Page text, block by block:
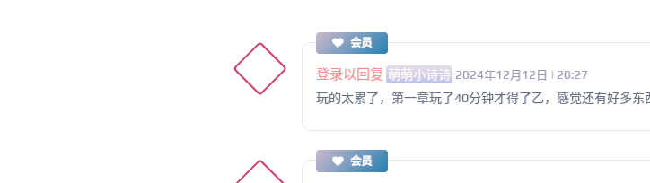
会员
登录以回复 萌萌小诗诗 2024年12月12日 | 20:27
玩的太累了，第一章玩了40分钟才得了乙，感觉还有好多
会员